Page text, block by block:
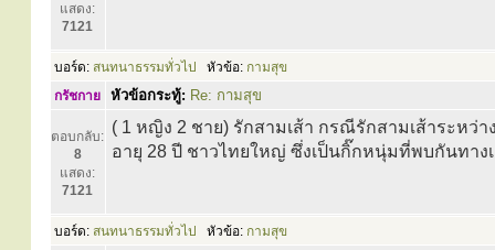
แสดง:
7121
บอร์ด: สนทนาธรรมทั่วไป หัวข้อ: กามสุข
กรัชกาย
หัวข้อกระทู้: Re: กามสุข
ตอบกลับ:
8
แสดง:
7121
( 1 หญิง 2 ชาย) รักสามเส้า กรณีรักสามเส้าระห
อายุ 28 ปี ชาวไทยใหญ่ ซึ่งเป็นกิ๊กหนุ่มที่พบกันทา
บอร์ด: สนทนาธรรมทั่วไป หัวข้อ: กามสุข